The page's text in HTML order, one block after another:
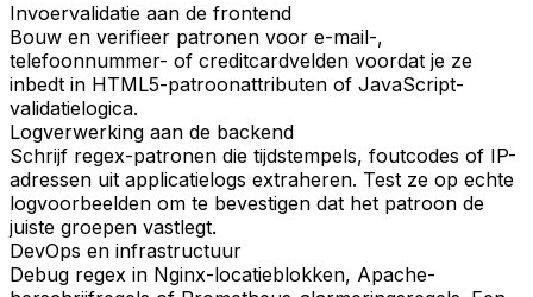
Invoervalidatie aan de frontend
Bouw en verifieer patronen voor e-mail-,
telefoonnummer- of creditcardvelden voordat je ze
inbedt in HTML5-patroonattributen of JavaScript-
validatielogica.
Logverwerking aan de backend
Schrijf regex-patronen die tijdstempels, foutcodes of IP-
adressen uit applicatielogs extraheren. Test ze op echte
logvoorbeelden om te bevestigen dat het patroon de
juiste groepen vastlegt.
DevOps en infrastructuur
Debug regex in Nginx-locatieblokken, Apache-